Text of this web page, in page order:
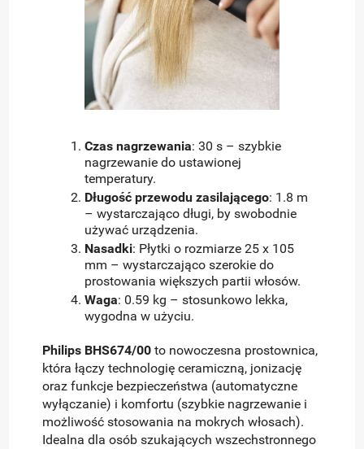
Czas nagrzewania: 30 s – szybkie
nagrzewanie do ustawionej
temperatury.
Długość przewodu zasilającego: 1.8 m
– wystarczająco długi, by swobodnie
używać urządzenia.
Nasadki: Płytki o rozmiarze 25 x 105
mm – wystarczająco szerokie do
prostowania większych partii włosów.
Waga: 0.59 kg – stosunkowo lekka,
wygodna w użyciu.
Philips BHS674/00 to nowoczesna prostownica,
która łączy technologię ceramiczną, jonizację
oraz funkcje bezpieczeństwa (automatyczne
wyłączanie) i komfortu (szybkie nagrzewanie i
możliwość stosowania na mokrych włosach).
Idealna dla osób szukających wszechstronnego